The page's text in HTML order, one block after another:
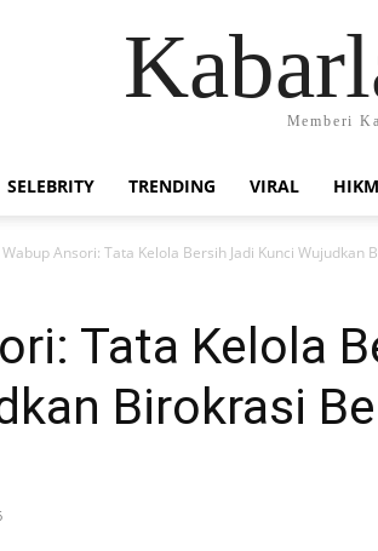
Memberi
SELEBRITY TRENDING VIRAL
Wabup Ansori: Tata Kelola Bersih Jadi Kunci Wujudkan
Tata Kelola
Birokrasi